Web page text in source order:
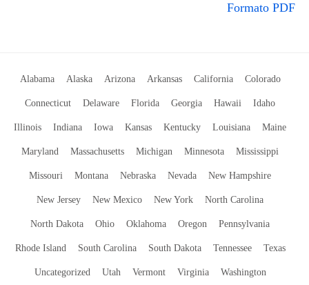
Formato PDF
Alabama Alaska Arizona Arkansas California Colorado
Connecticut Delaware Florida Georgia Hawaii Idaho
Illinois Indiana Iowa Kansas Kentucky Louisiana Maine
Maryland Massachusetts Michigan Minnesota Mississippi
Missouri Montana Nebraska Nevada New Hampshire
New Jersey New Mexico New York North Carolina
North Dakota Ohio Oklahoma Oregon Pennsylvania
Rhode Island South Carolina South Dakota Tennessee Texas
Uncategorized Utah Vermont Virginia Washington